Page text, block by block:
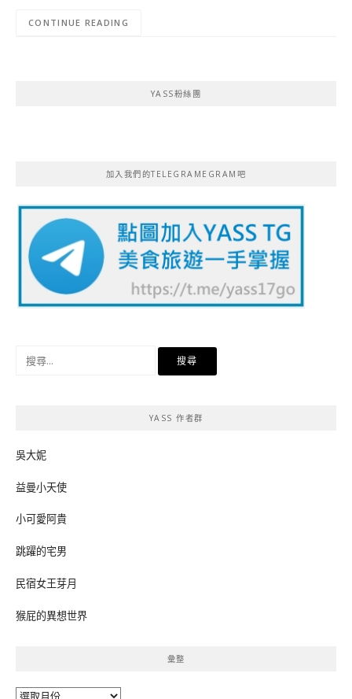
CONTINUE READING
YASS粉絲團
加入我們的TELEGRAMEGRAM吧
YASS 作者群
吳大妮
益曼小天使
小可愛阿貴
跳躍的宅男
民宿女王芽月
猴屁的異想世界
彙整
彙